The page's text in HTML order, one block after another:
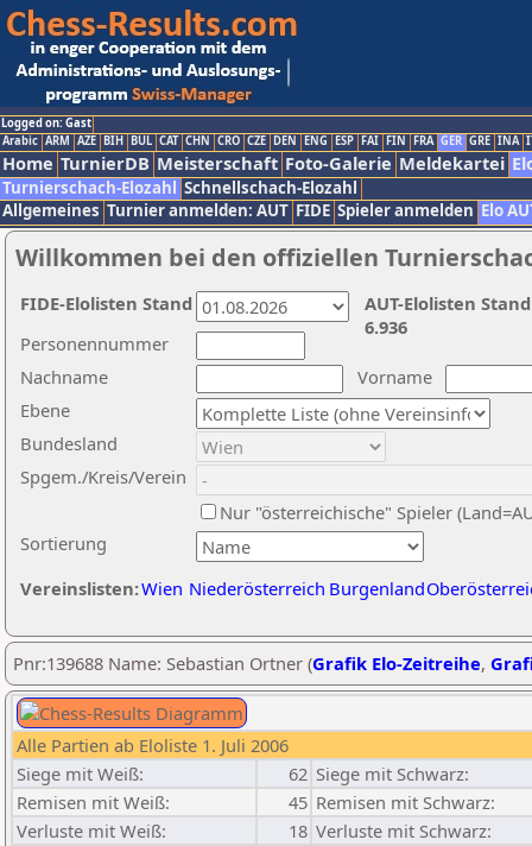
Logged on: Gast
Arabic ARM AZE BIH BUL CAT CHN CRO CZE DEN ENG ESP FAI FIN FRA GER GRE INA
Home TurnierDB Meisterschaft Foto-Galerie Meldekartei
Turnierschach-Elozahl Schnellschach-Elozahl
Allgemeines Turnier anmelden: AUT FIDE Spieler anmelden Elo
Willkommen bei den offiziellen
Nachname
Vorname
Ebene
Sortierung
Personennummer
Bundesland
Spgem./Kreis/Verein
Nur "österreichische" Spieler
Vereinslisten:Wien Niederösterreich Burgenland
AUT-Elolisten
6.936
FIDE-Elolisten Stand
Pnr:139688 Name: Sebastian Ortner (Grafik Elo-Zeitreihe,
Alle Partien ab Eloliste 1. Juli 2006
Siege mit Weiß:
62 Siege mit Schwarz:
Remisen mit Weiß:
45 Remisen mit Schwarz:
Verluste mit Weiß:
18 Verluste mit Schwarz: